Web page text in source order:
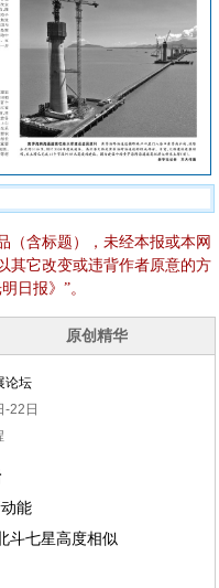
（含标题），未经本报或本网
其它改变或违背作者原意的方
日报》”。